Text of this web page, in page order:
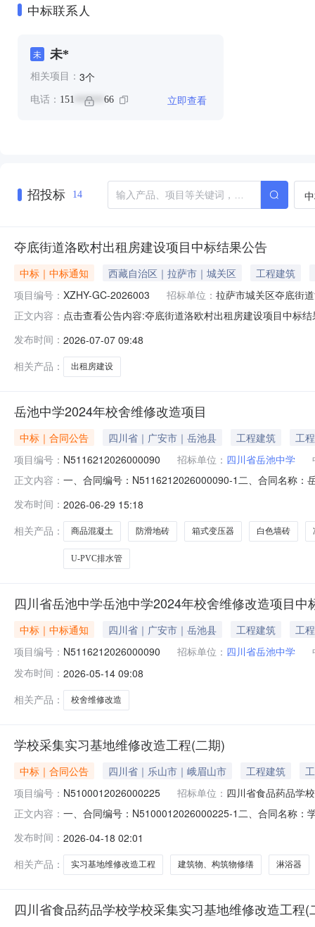
中标联系人
未 未*
相关项目： 3个
电话： 151 ****** 66 立即查看
招投标 14
夺底街道洛欧村出租房建设项目中标结果公告
中标｜中标通知 西藏自治区｜拉萨市｜城关区
工程建筑
项目编号： XZHY-GC-2026003 招标单位： 拉萨市城关区夺底街
正文内容： 点击查看公告内容:夺底街道洛欧村出租房建设项目中标
发布时间： 2026-07-07 09:48
相关产品：
出租房建设
岳池中学2024年校舍维修改造项目
中标｜合同公告 四川省｜广安市｜岳池县 工程建筑
工程
项目编号： N5116212026000090 招标单位： 四川省岳池中学
正文内容： 一、合同编号：N5116212026000090-1二、合同名称：
联系方式：15183499466六、合同主要信息主要标的名
发布时间： 2026-06-29 15:18
相关产品：
商品混凝土 防滑地砖 箱式变压器 白色墙砖
U-PVC排水管
四川省岳池中学岳池中学2024年校舍维修改造项目中
中标｜中标通知 四川省｜广安市｜岳池县 工程建筑
工程
项目编号： N5116212026000090 招标单位： 四川省岳池中学
发布时间： 2026-05-14 09:08
相关产品：
校舍维修改造
学校采集实习基地维修改造工程(二期)
中标｜合同公告 四川省｜乐山市｜峨眉山市 工程建筑
项目编号： N5100012026000225 招标单位： 四川省食品药品学校
正文内容： 一、合同编号：N5100012026000225-1二、合同名称：
省凉山彝族自治州西昌市航天大道一段56号3-606号联
发布时间： 2026-04-18 02:01
相关产品：
实习基地维修改造工程 建筑物、构筑物修缮 淋浴器
四川省食品药品学校学校采集实习基地维修改造工程